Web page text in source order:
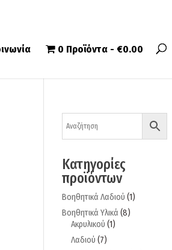
0 Προϊόντα €0.00
Κατηγορίες
προϊόντων
Βοηθητικά Λαδιού (1)
Βοηθητικά Υλικά (8)
Ακρυλικού (1)
Λαδιού (7)